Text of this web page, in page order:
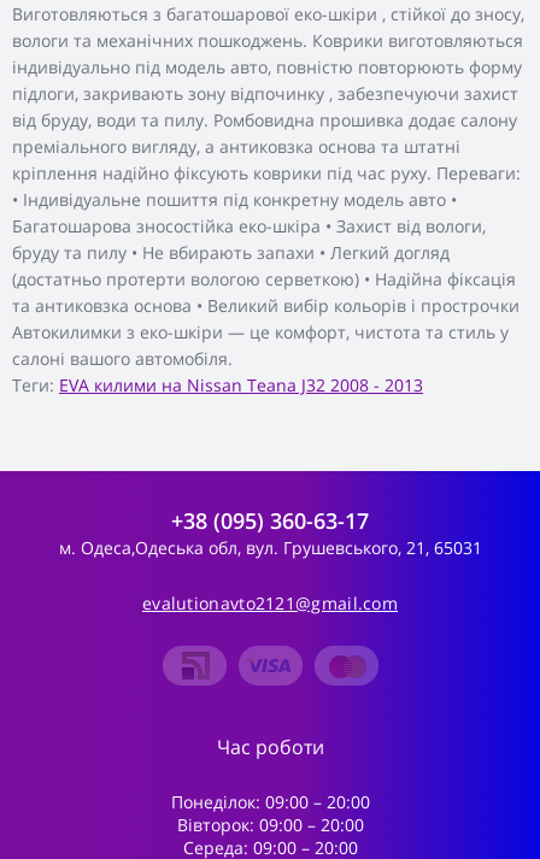
Виготовляються з багатошарової еко-шкіри , стійкої до зносу,
вологи та механічних пошкоджень. Коврики виготовляються
індивідуально під модель авто, повністю повторюють форму
підлоги, закривають зону відпочинку , забезпечуючи захист
від бруду, води та пилу. Ромбовидна прошивка додає салону
преміального вигляду, а антиковзка основа та штатні
кріплення надійно фіксують коврики під час руху. Переваги:
• Індивідуальне пошиття під конкретну модель авто •
Багатошарова зносостійка еко-шкіра • Захист від вологи,
бруду та пилу • Не вбирають запахи • Легкий догляд
(достатньо протерти вологою серветкою) • Надійна фіксація
та антиковзка основа • Великий вибір кольорів і прострочки
Автокилимки з еко-шкіри — це комфорт, чистота та стиль у
салоні вашого автомобіля.
Теги: EVA килими на Nissan Teana J32 2008 - 2013
+38 (095) 360-63-17
м. Одеса,Одеська обл, вул. Грушевського, 21, 65031
evalutionavto2121@gmail.com
Час роботи
Понеділок: 09:00 – 20:00
Вівторок: 09:00 – 20:00
Середа: 09:00 – 20:00